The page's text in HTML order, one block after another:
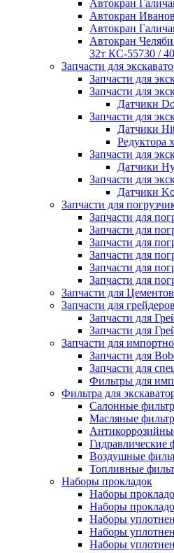
Автокран
Автокран
Автокран
Автокран
32т КС-55730 /
Запчасти для
Запчасти для
Запчасти для
Датчики
Запчасти для
Датчики
Редуктора
Запчасти для
Датчики
Запчасти для
Датчики
Запчасти для
Запчасти для
Запчасти для
Запчасти для
Запчасти для
Запчасти для
Запчасти для
Запчасти для
Запчасти для грейдеров
Запчасти для
Запчасти для
Запчасти для
Запчасти для
Запчасти для
Фильтры для
Фильтра для
Салонные
Масляные
Гидравлические
Воздушные
Топливные
Наборы прокладок
Наборы
Наборы
Наборы
Наборы
Наборы